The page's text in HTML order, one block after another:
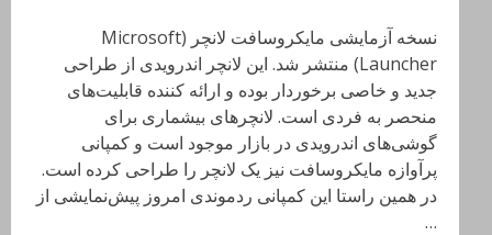
نسخه آزمایشی مایکروسافت لانچر (Microsoft
Launcher) منتشر شد. این لانچر اندرویدی از طراحی
جدید و خاصی برخوردار بوده و ارائه کننده قابلیت‌های
منحصر به فردی است. لانچرهای بیشماری برای
گوشی‌های اندرویدی در بازار موجود است و کمپانی
پرآوازه مایکروسافت نیز یک لانچر را طراحی کرده است.
در همین راستا این کمپانی ردموندی امروز پیش‌نمایشی از
…